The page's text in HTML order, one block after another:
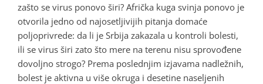
zašto se virus ponovo širi? Afrička kuga svinja ponovo je
otvorila jedno od najosetljivijih pitanja domaće
poljoprivrede: da li je Srbija zakazala u kontroli bolesti,
ili se virus širi zato što mere na terenu nisu sprovođene
dovoljno strogo? Prema poslednjim izjavama nadležnih,
bolest je aktivna u više okruga i desetine naseljenih